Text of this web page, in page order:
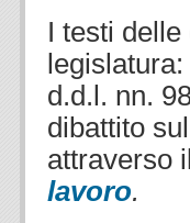
I testi delle
d.d.l. nn.
dibattito
attraverso il
lavoro.